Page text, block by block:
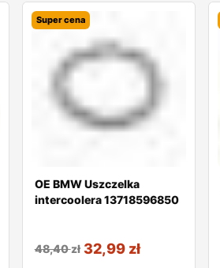
Super cena
OE BMW Uszczelka
intercoolera 13718596850
48,40zł 32,99 zł